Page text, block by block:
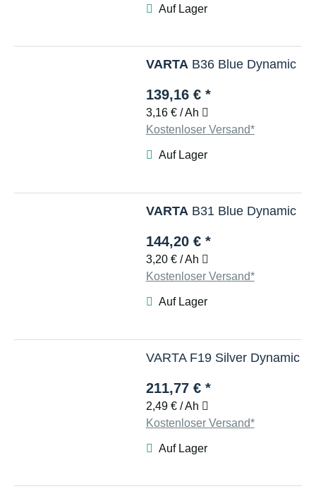
Auf Lager
VARTAB36 Blue Dynamic
139,16 € *
3,16 € / Ah
Kostenloser Versand*
Auf Lager
VARTAB31 Blue Dynamic
144,20 € *
3,20 € / Ah
Kostenloser Versand*
Auf Lager
VARTA F19 Silver Dynamic
211,77 € *
2,49 € / Ah
Kostenloser Versand*
Auf Lager